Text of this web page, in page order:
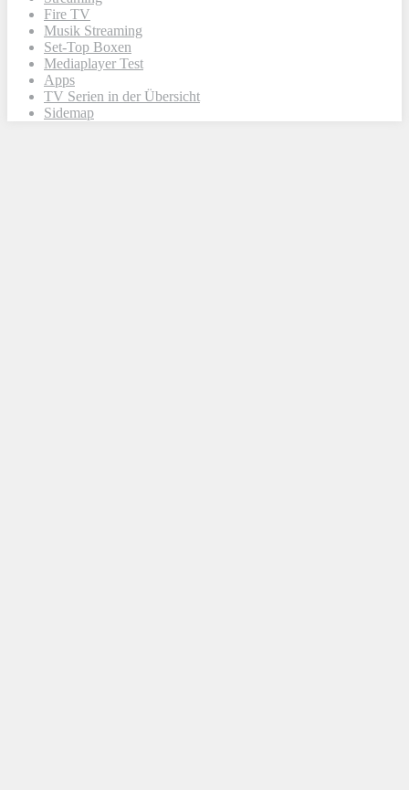
Fire TV
Musik Streaming
Set-Top Boxen
Mediaplayer Test
Apps
TV Serien in der Übersicht
Sidemap